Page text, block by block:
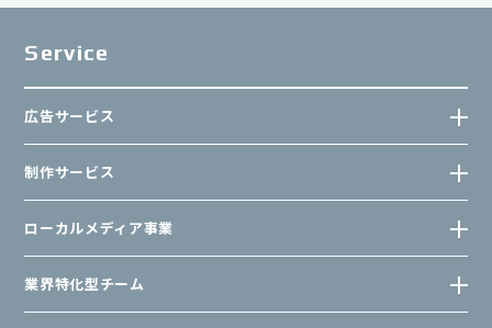
Service
広告サービス
制作サービス
ローカルメディア事業
業界特化型チーム